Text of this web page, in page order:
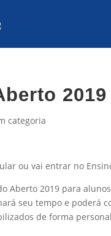
2019
categoria
ou vai entrar no
Aberto 2019 para
seu tempo e poderá
de forma